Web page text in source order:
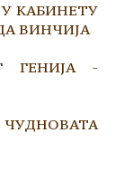
У КАБИНЕТУ
ВИНЧИЈА
ГЕНИЈА -